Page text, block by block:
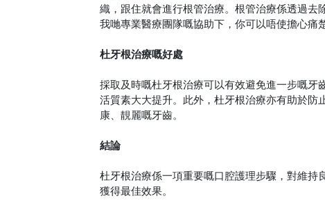
織，跟住就會進行根管治療。根管治療係透過
我哋專業醫療團隊嘅協助下，你可以唔使擔心痛
杜牙根治療嘅好處
採取及時嘅杜牙根治療可以有效避免進一步嘅牙
活質素大大提升。此外，杜牙根治療亦有助於防
康、靚麗嘅牙齒。
結論
杜牙根治療係一項重要嘅口腔護理步驟，對維持
獲得最佳效果。